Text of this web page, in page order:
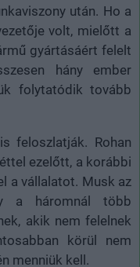
után. Ho a
volt, mielőtt a
gyártásáért felelt
hány ember
folytatódik tovább
feloszlatják. Rohan
ezelőtt, a korábbi
a vállalatot. Musk az
a háromnál több
akik nem felelnek
körül nem
menniük kell.